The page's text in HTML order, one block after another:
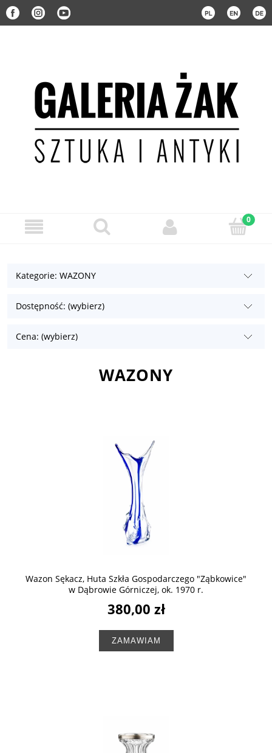
Kategorie: WAZONY
Dostępność: (wybierz)
Cena: (wybierz)
WAZONY
Wazon Sękacz, Huta Szkła Gospodarczego "Ząbkowice"
w Dąbrowie Górniczej, ok. 1970 r.
380,00 zł
ZAMAWIAM